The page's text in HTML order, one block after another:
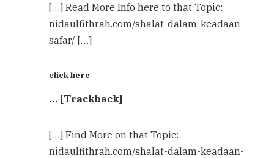
[…] Read More Info here to that Topic:
nidaulfithrah.com/shalat-dalam-keadaan-
safar/ […]
click here
… [Trackback]
[…] Find More on that Topic:
nidaulfithrah.com/shalat-dalam-keadaan-